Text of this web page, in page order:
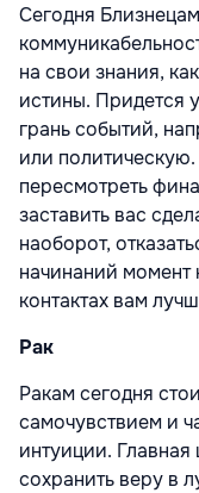
Сегодня
на свои знания,
истины. Придется
грань событий,
или
пересмотреть
заставить вас
наоборот,
начинаний момент
контактах вам
Рак
Ракам сегодня
самочувствием и
интуиции. Главная
сохранить веру в